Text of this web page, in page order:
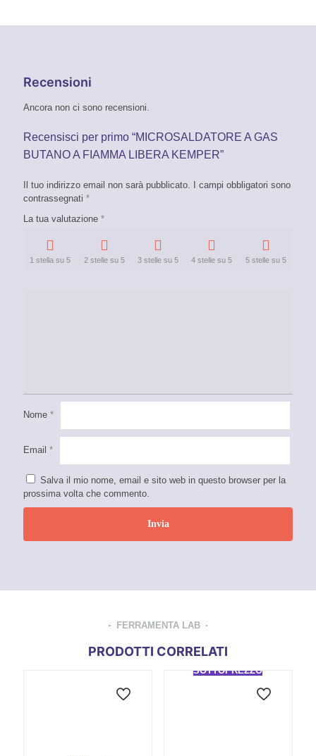
Recensioni
Ancora non ci sono recensioni.
Recensisci per primo “MICROSALDATORE A GAS
BUTANO A FIAMMA LIBERA KEMPER”
Il tuo indirizzo email non sarà pubblicato.
I campi obbligatori sono
contrassegnati *
La tua valutazione *
1 stella su 5 2 stelle su 5 3 stelle su 5 4 stelle su 5 5 stelle su 5
Nome *
Email *
Salva il mio nome, email e sito web in questo browser per la
prossima volta che commento.
FERRAMENTA LAB
PRODOTTI CORRELATI
SOTTOPREZZO